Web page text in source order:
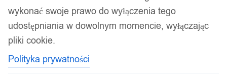
wykonać swoje prawo do wyłączenia tego
udostępniania w dowolnym momencie, wyłączając
pliki cookie.
Polityka prywatności